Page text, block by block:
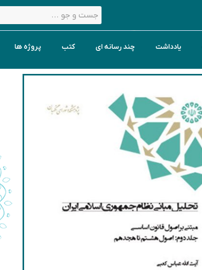
یادداشت چند رسانه ای کتب پروژه ها